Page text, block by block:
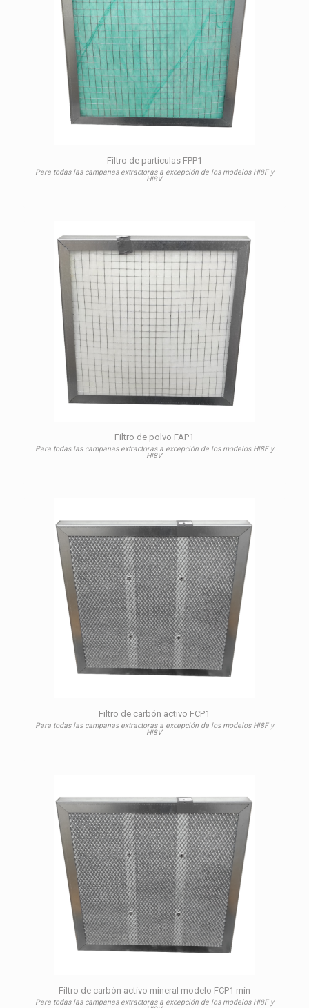
Filtro de partículas FPP1
Para todas las campanas extractoras a excepción de los modelos HI8F y
HI8V
Filtro de polvo FAP1
Para todas las campanas extractoras a excepción de los modelos HI8F y
HI8V
Filtro de carbón activo FCP1
Para todas las campanas extractoras a excepción de los modelos HI8F y
HI8V
Filtro de carbón activo mineral modelo FCP1 min
Para todas las campanas extractoras a excepción de los modelos HI8F y